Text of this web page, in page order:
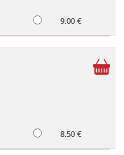
9.00 €
8.50 €